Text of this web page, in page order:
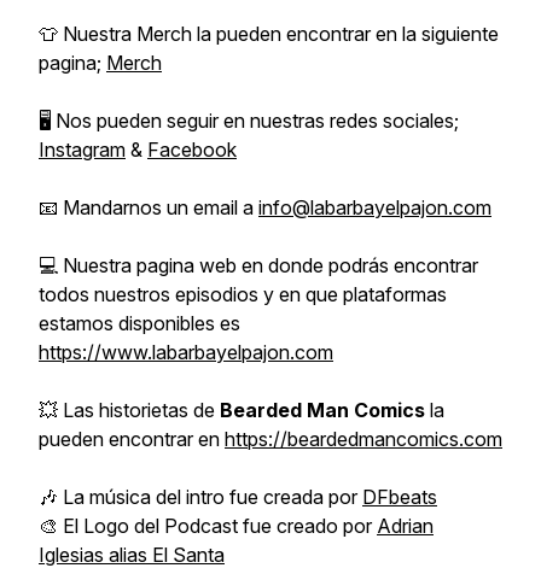
👕 Nuestra Merch la pueden encontrar en la siguiente
pagina; Merch
🖥️ Nos pueden seguir en nuestras redes sociales;
Instagram & Facebook
📧 Mandarnos un email a info@labarbayelpajon.com
💻 Nuestra pagina web en donde podrás encontrar
todos nuestros episodios y en que plataformas
estamos disponibles es
https://www.labarbayelpajon.com
💥 Las historietas de Bearded Man Comics la
pueden encontrar en https://beardedmancomics.com
🎶 La música del intro fue creada por DFbeats
🎨 El Logo del Podcast fue creado por Adrian
Iglesias alias El Santa